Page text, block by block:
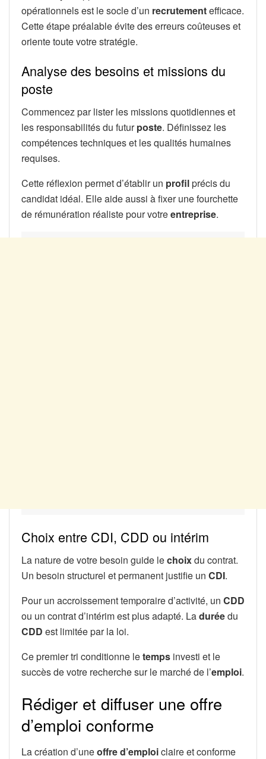
opérationnels est le socle d’un recrutementefficace.
Cette étape préalable évite des erreurs coûteuses et
oriente toute votre stratégie.
Analyse des besoins et missions du
poste
Commencez par lister les missions quotidiennes et
les responsabilités du futurposte. Définissez les
compétences techniques et les qualités humaines
requises.
Cette réflexion permet d’établir un profilprécis du
candidat idéal. Elle aide aussi à fixer une fourchette
de rémunération réaliste pour votreentreprise.
Choix entre CDI, CDD ou intérim
La nature de votre besoin guide lechoixdu contrat.
Un besoin structurel et permanent justifie un CDI.
Pour un accroissement temporaire d’activité, un CDD
ou un contrat d’intérim est plus adapté. Laduréedu
CDD est limitée par la loi.
Ce premier tri conditionne letemps investi et le
succès de votre recherche sur le marché de l’emploi.
Rédiger et diffuser une offre
d’emploi conforme
La création d’uneoffre d’emploiclaire et conforme